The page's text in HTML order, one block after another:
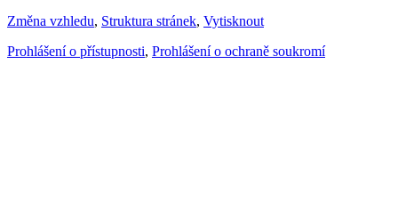
Změna vzhledu, Struktura stránek, Vytisknout
Prohlášení o přístupnosti, Prohlášení o ochraně soukromí